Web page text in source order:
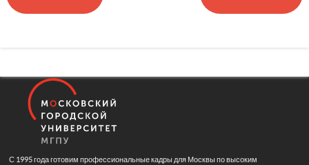
С 1995 года готовим профессиональные кадры для Москвы по высоким